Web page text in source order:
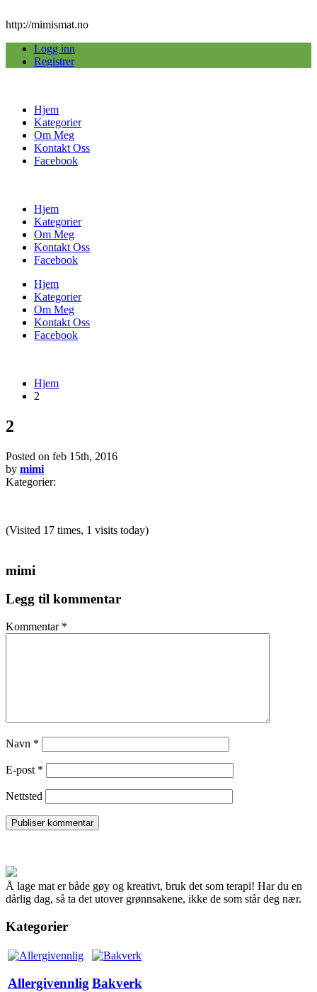
http://mimismat.no
Logg inn
Registrer
Hjem
Kategorier
Om Meg
Kontakt Oss
Facebook
Hjem
Kategorier
Om Meg
Kontakt Oss
Facebook
Hjem
Kategorier
Om Meg
Kontakt Oss
Facebook
Hjem
2
2
Posted on feb 15th, 2016
by mimi
Kategorier:
(Visited 17 times, 1 visits today)
mimi
Legg til kommentar
Kommentar *
Navn *
E-post *
Nettsted
Å lage mat er både gøy og kreativt, bruk det som terapi! Har du en
dårlig dag, så ta det utover grønnsakene, ikke de som står deg nær.
Kategorier
Allergivennlig Bakverk